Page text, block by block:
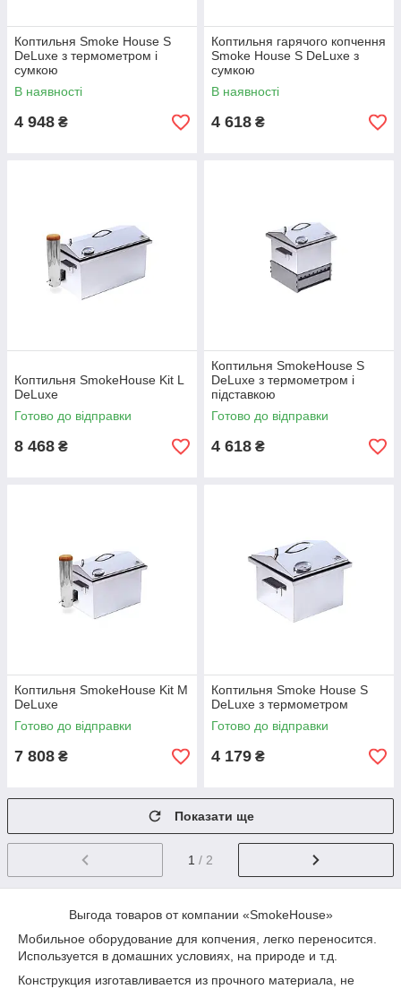
Коптильня Smoke House S
DeLuxe з термометром і
сумкою
В наявності
4 948 ₴
Коптильня гарячого копчення
Smoke House S DeLuxe з
сумкою
В наявності
4 618 ₴
Коптильня SmokeHouse Kit L
DeLuxe
Готово до відправки
8 468 ₴
Коптильня SmokeHouse S
DeLuxe з термометром і
підставкою
Готово до відправки
4 618 ₴
Коптильня SmokeHouse Kit M
DeLuxe
Готово до відправки
7 808 ₴
Коптильня Smoke House S
DeLuxe з термометром
Готово до відправки
4 179 ₴
Показати ще
1 / 2
Выгода товаров от компании «SmokeHouse»
Мобильное оборудование для копчения, легко переносится.
Используется в домашних условиях, на природе и т.д.
Конструкция изготавливается из прочного материала, не